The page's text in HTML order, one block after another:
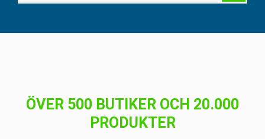
ÖVER 500 BUTIKER OCH 20.000
PRODUKTER